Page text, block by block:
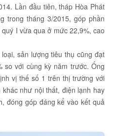
Lần đầu tiên, tháp Hòa Phát
trong tháng 3/2015, góp phần
I vừa qua ở mức 22,9%, cao
sản lượng tiêu thụ cũng đạt
so với cùng kỳ năm trước. Ống
vị thế số 1 trên thị trường với
như nội thất, điện lạnh hay
đóng góp đáng kể vào kết quả